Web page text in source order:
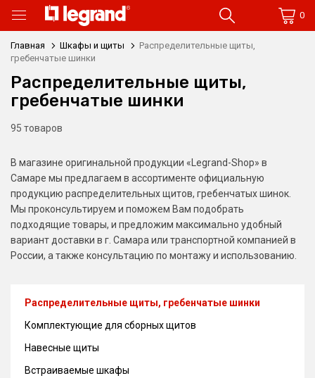
0
Главная Шкафы и щиты
Распределительные щиты,
гребенчатые шинки
Распределительные щиты,
гребенчатые шинки
95 товаров
В магазине оригинальной продукции «Legrand-Shop» в
Самаре мы предлагаем в ассортименте официальную
продукцию распределительных щитов, гребенчатых шинок.
Мы проконсультируем и поможем Вам подобрать
подходящие товары, и предложим максимально удобный
вариант доставки в г. Самара или транспортной компанией в
России, а также консультацию по монтажу и использованию.
Распределительные щиты, гребенчатые шинки
Комплектующие для сборных щитов
Навесные щиты
Встраиваемые шкафы